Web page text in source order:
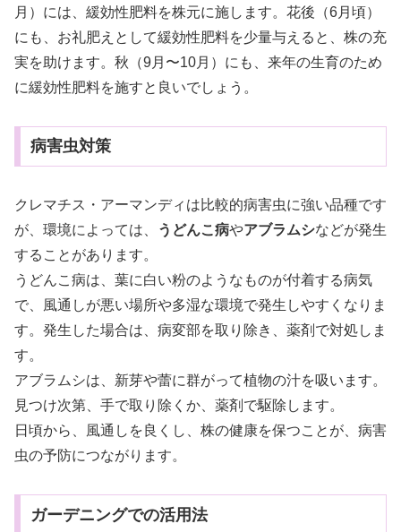
月）には、緩効性肥料を株元に施します。花後（6月頃）
にも、お礼肥えとして緩効性肥料を少量与えると、株の充
実を助けます。秋（9月〜10月）にも、来年の生育のため
に緩効性肥料を施すと良いでしょう。
病害虫対策
クレマチス・アーマンディは比較的病害虫に強い品種です
が、環境によっては、
うどんこ病やアブラムシなどが発生
することがあります。
うどんこ病は、葉に白い粉のようなものが付着する病気
で、風通しが悪い場所や多湿な環境で発生しやすくなりま
す。発生した場合は、病変部を取り除き、薬剤で対処しま
す。
アブラムシは、新芽や蕾に群がって植物の汁を吸います。
見つけ次第、手で取り除くか、薬剤で駆除します。
日頃から、風通しを良くし、株の健康を保つことが、病害
虫の予防につながります。
ガーデニングでの活用法